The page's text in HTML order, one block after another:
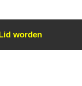
worden